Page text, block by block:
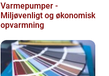
Varmepumper -
Miljøvenligt og økonomisk
opvarmning